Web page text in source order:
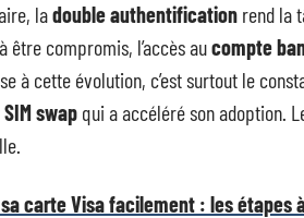
ladouble authentification rend la
être compromis, l’accès aucompte
à cette évolution, c’est surtout le
SIM swap qui a accéléré son adoption.
carte Visa facilement : les étapes